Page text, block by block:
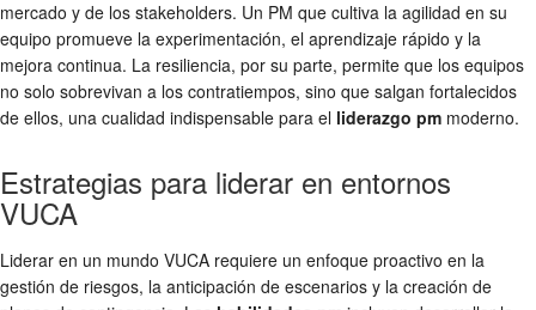
mercado y de los stakeholders. Un PM que cultiva la agilidad en su
equipo promueve la experimentación, el aprendizaje rápido y la
mejora continua. La resiliencia, por su parte, permite que los equipos
no solo sobrevivan a los contratiempos, sino que salgan fortalecidos
de ellos, una cualidad indispensable para el liderazgo pm moderno.
Estrategias para liderar en entornos
VUCA
Liderar en un mundo VUCA requiere un enfoque proactivo en la
gestión de riesgos, la anticipación de escenarios y la creación de